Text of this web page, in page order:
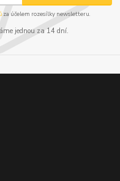
za účelem rozesílky newsletteru.
jednou za 14 dní.